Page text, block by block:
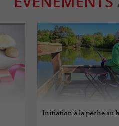
Initiation à la pêche au